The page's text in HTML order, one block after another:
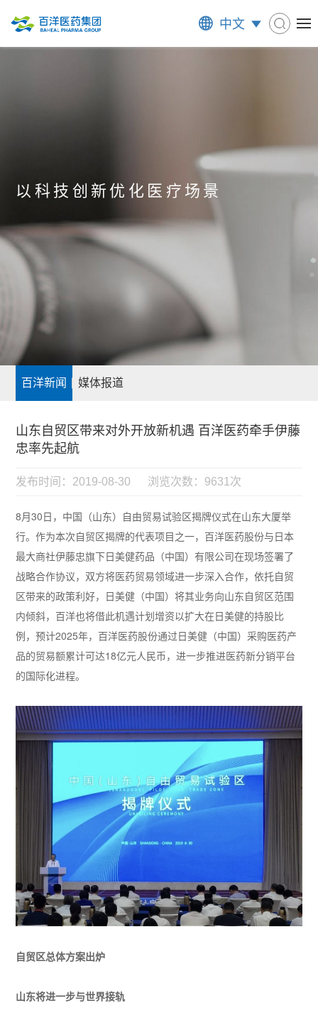
中文
以科技创新优化医疗场景
百洋新闻 媒体报道
山东自贸区带来对外开放新机遇 百洋医药牵手伊藤
忠率先起航
发布时间：2019-08-30 浏览次数：9631次
8月30日，中国（山东）自由贸易试验区揭牌仪式在山东大厦举
行。作为本次自贸区揭牌的代表项目之一，百洋医药股份与日本
最大商社伊藤忠旗下日美健药品（中国）有限公司在现场签署了
战略合作协议，双方将医药贸易领域进一步深入合作，依托自贸
区带来的政策利好，日美健（中国）将其业务向山东自贸区范围
内倾斜，百洋也将借此机遇计划增资以扩大在日美健的持股比
例，预计2025年，百洋医药股份通过日美健（中国）采购医药产
品的贸易额累计可达18亿元人民币，进一步推进医药新分销平台
的国际化进程。
自贸区总体方案出炉
山东将进一步与世界接轨